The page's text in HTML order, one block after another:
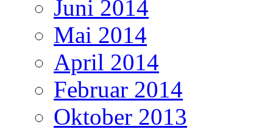
Juni 2014
Mai 2014
April 2014
Februar 2014
Oktober 2013